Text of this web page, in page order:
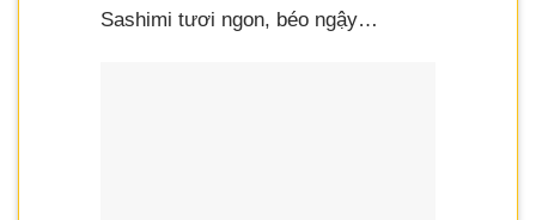
Sashimi tươi ngon, béo ngậy…